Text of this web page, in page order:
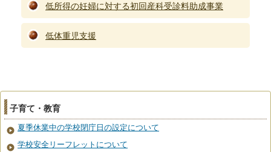
低所得の妊婦に対する初回産科受診料助成事業
低体重児支援
子育て・教育
夏季休業中の学校閉庁日の設定について
学校安全リーフレットについて